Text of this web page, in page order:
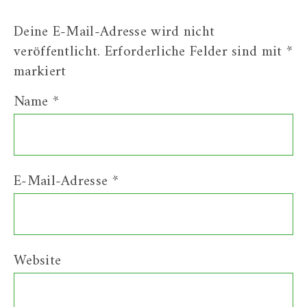
Deine E-Mail-Adresse wird nicht
veröffentlicht. Erforderliche Felder sind mit*
markiert
Name *
E-Mail-Adresse *
Website